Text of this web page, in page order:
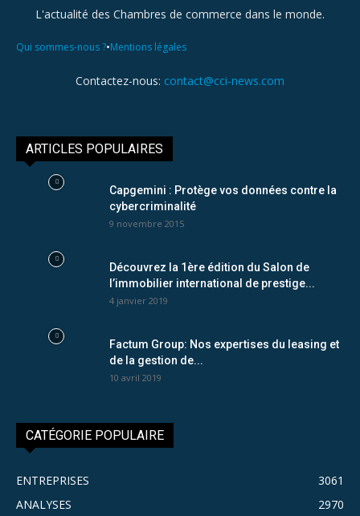
L'actualité des Chambres de commerce dans le monde.
Qui sommes-nous ?•Mentions légales
Contactez-nous: contact@cci-news.com
ARTICLES POPULAIRES
Capgemini : Protège vos données contre la
cybercriminalité
9 novembre 2015
Découvrez la 1ère édition du Salon de
l’immobilier international de prestige...
4 janvier 2019
Factum Group: Nos expertises du leasing et
de la gestion de...
10 avril 2019
CATÉGORIE POPULAIRE
ENTREPRISES
3061
ANALYSES
2970